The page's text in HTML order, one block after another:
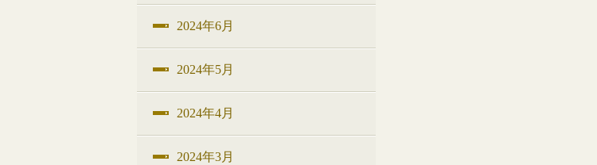
2024年6月
2024年5月
2024年4月
2024年3月